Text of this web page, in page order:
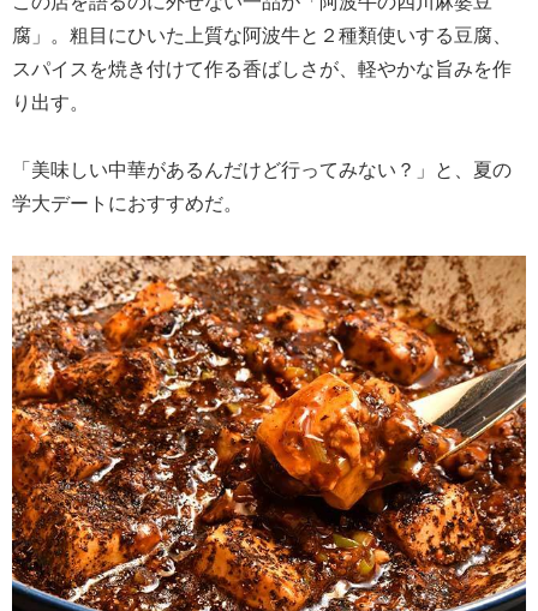
腐」。粗目にひいた上質な阿波牛と２種類使いする豆腐、
スパイスを焼き付けて作る香ばしさが、軽やかな旨みを作
り出す。
「美味しい中華があるんだけど行ってみない？」と、夏の
学大デートにおすすめだ。